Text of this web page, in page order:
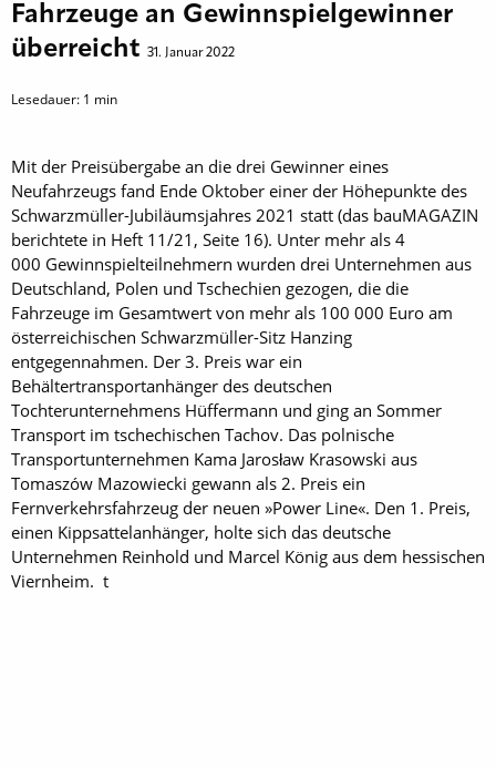
Fahrzeuge an Gewinnspielgewinner
überreicht 31. Januar 2022
Lesedauer: 1 min
Mit der Preisübergabe an die drei Gewinner eines
Neufahrzeugs fand Ende Oktober einer der Höhepunkte des
Schwarzmüller-Jubiläumsjahres 2021 statt (das bauMAGAZIN
berichtete in Heft 11/21, Seite 16). Unter mehr als 4
000 Gewinnspielteilnehmern wurden drei Unternehmen aus
Deutschland, Polen und Tschechien gezogen, die die
Fahrzeuge im Gesamtwert von mehr als 100 000 Euro am
österreichischen Schwarzmüller-Sitz Hanzing
entgegennahmen. Der 3. Preis war ein
Behältertransportanhänger des deutschen
Tochterunternehmens Hüffermann und ging an Sommer
Transport im tschechischen Tachov. Das polnische
Transportunternehmen Kama Jarosław Krasowski aus
Tomaszów Mazowiecki gewann als 2. Preis ein
Fernverkehrsfahrzeug der neuen »Power Line«. Den 1. Preis,
einen Kippsattelanhänger, holte sich das deutsche
Unternehmen Reinhold und Marcel König aus dem hessischen
Viernheim. t